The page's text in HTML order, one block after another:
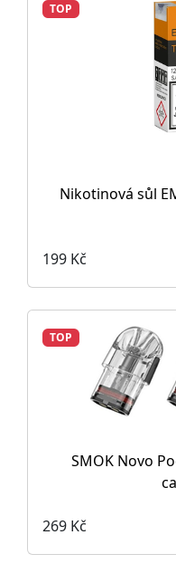
TOP
Nikotinová sůl
199 Kč
TOP
SMOK Novo
269 Kč